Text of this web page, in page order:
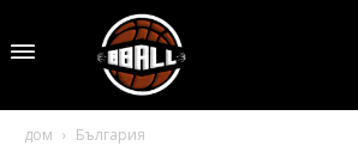
дом България